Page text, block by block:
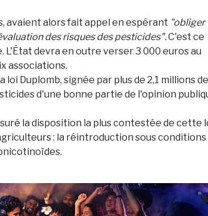
avaient alors fait appel en espérant "obliger
des risques des pesticides".C'est ce
devra en outre verser 3 000 euros au
associations.
Duplomb, signée par plus de 2,1 millions de
d'une bonne partie de l'opinion
la disposition la plus contestée de cette
: la réintroduction sous conditions